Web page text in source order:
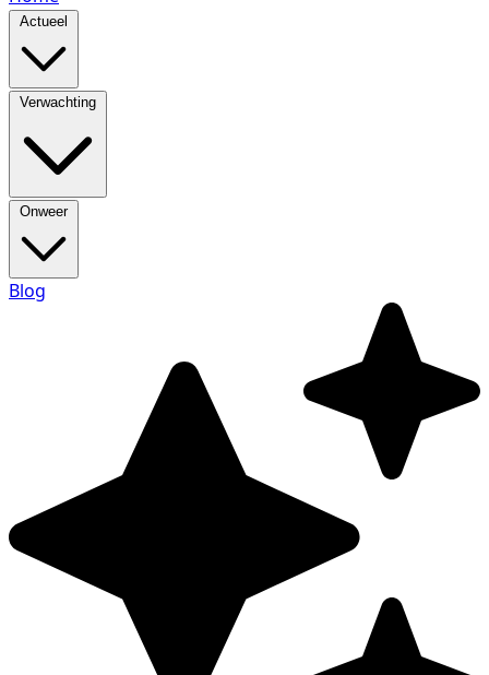
Actueel
Verwachting
Onweer
Blog